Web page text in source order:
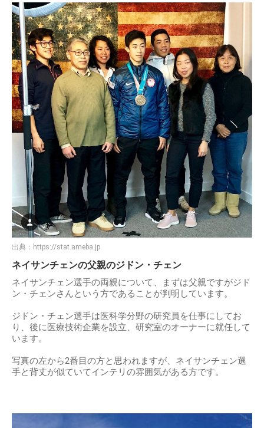
出典： https://stat.ameba.jp
ネイサンチェンの父親のジドン・チェン
ネイサンチェン選手の両親について、まずは父親ですがジド
ン・チェンさんという方であることが判明しています。
ジドン・チェン選手は医科学分野の研究員を仕事にしてお
り、後に医療技術企業を設立、研究室のオーナーに就任して
います。
写真の左から2番目の方と思われますが、ネイサンチェン選
手と背丈が似ていてインテリの雰囲気がある方です。